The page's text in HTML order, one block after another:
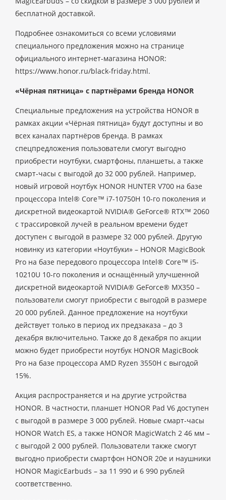
бесплатной доставкой.
Подробнее ознакомиться со всеми условиями
специального предложения можно на странице
официального интернет-магазина HONOR:
https://www.honor.ru/black-friday.html.
«Чёрная пятница» с партнёрами бренда HONOR
Специальные предложения на устройства HONOR в
рамках акции «Чёрная пятница» будут доступны и во
всех каналах партнёров бренда. В рамках
спецпредложения пользователи смогут выгодно
приобрести ноутбуки, смартфоны, планшеты, а также
смарт-часы с выгодой до 32 000 рублей. Например,
новый игровой ноутбук HONOR HUNTER V700 на базе
процессора Intel® Core™ i7-10750H 10-го поколения и
дискретной видеокартой NVIDIA® GeForce® RTX™ 2060
с трассировкой лучей в реальном времени будет
доступен с выгодой в размере 32 000 рублей. Другую
новинку из категории «Ноутбуки» – HONOR MagicBook
Pro на базе передового процессора Intel® Core™ i5-
10210U 10-го поколения и оснащённый улучшенной
дискретной видеокартой NVIDIA® GeForce® MX350 –
пользователи смогут приобрести с выгодой в размере
20 000 рублей. Данное предложение на ноутбуки
действует только в период их предзаказа – до 3
декабря включительно. Также до 8 декабря по акции
можно будет приобрести ноутбук HONOR MagicBook
Pro на базе процессора AMD Ryzen 3550H с выгодой
15%.
Акция распространяется и на другие устройства
HONOR. В частности, планшет HONOR Pad V6 доступен
с выгодой в размере 3 000 рублей. Новые смарт-часы
HONOR Watch ES, а также HONOR MagicWatch 2 46 мм –
с выгодой 2 000 рублей. Пользователи также смогут
выгодно приобрести смартфон HONOR 20e и наушники
HONOR MagicEarbuds – за 11 990 и 6 990 рублей
соответственно.